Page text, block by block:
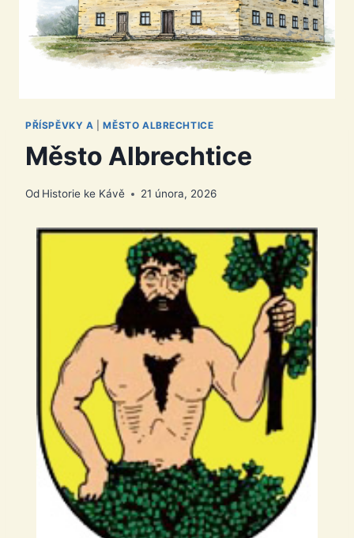
PŘÍSPĚVKY A |MĚSTO ALBRECHTICE
Město Albrechtice
Od Historie ke Kávě 21 února, 2026